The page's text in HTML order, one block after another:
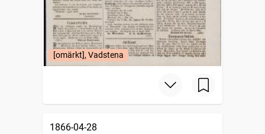
[omärkt], Vadstena
1866-04-28